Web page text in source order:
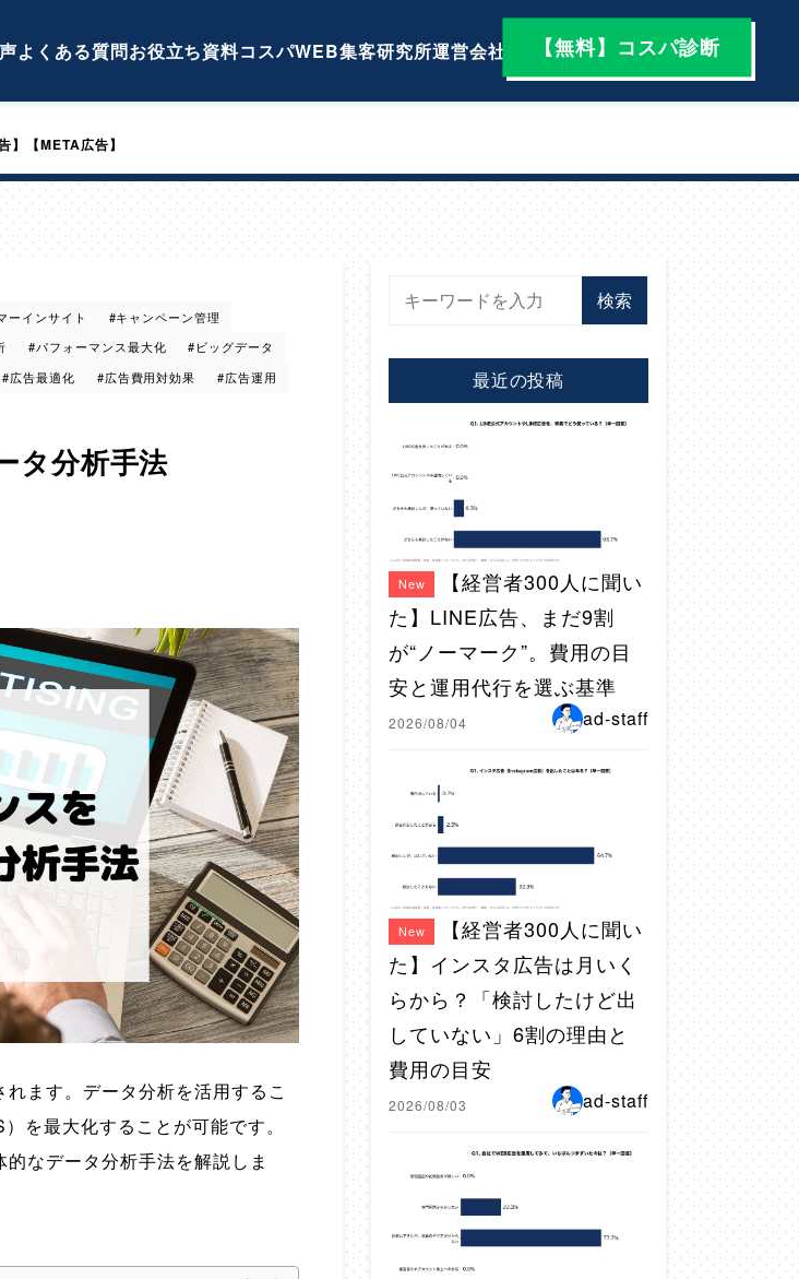
よくある質問お役立ち資料コスパWEB集客研究所運営会社 【無料】コスパ診断
【META広告】
ーインサイト
#キャンペーン管理
#パフォーマンス最大化
#ビッグデータ
#広告最適化 #広告費用対効果
#広告運用
タ分析手法
ます。データ分析を活用するこ
を最大化することが可能です。
なデータ分析手法を解説しま
検索
最近の投稿
New
【経営者300人に聞い
た】LINE広告、まだ9割
が“ノーマーク”。費用の目
安と運用代行を選ぶ基準
2026/08/04 ad-staff
New
【経営者300人に聞い
た】インスタ広告は月いく
らから？「検討したけど出
していない」6割の理由と
費用の目安
2026/08/03 ad-staff